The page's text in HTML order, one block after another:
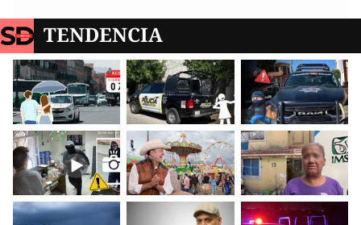
TENDENCIA